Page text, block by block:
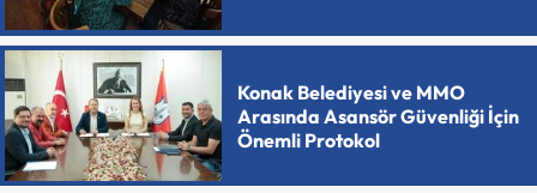
Konak Belediyesi ve MMO
Arasında Asansör Güvenliği İçin
Önemli Protokol